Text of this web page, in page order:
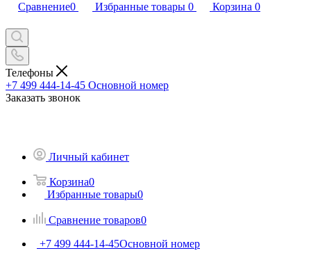
Сравнение0 Избранные товары 0 Корзина 0
Телефоны
+7 499 444-14-45 Основной номер
Заказать звонок
Личный кабинет
Корзина0
Избранные товары0
Сравнение товаров0
+7 499 444-14-45Основной номер